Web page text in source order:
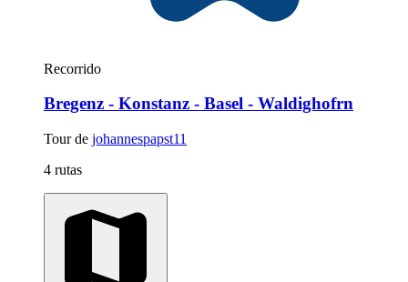
Recorrido
Bregenz - Konstanz - Basel - Waldighofrn
Tour de johannespapst11
4 rutas